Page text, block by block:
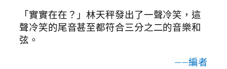
「實實在在？」林天秤發出了一聲冷笑，這
聲冷笑的尾音甚至都符合三分之二的音樂和
弦。
——編者